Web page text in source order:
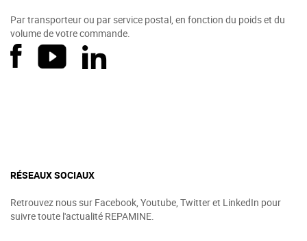
Par transporteur ou par service postal, en fonction du poids et du
volume de votre commande.
RÉSEAUX SOCIAUX
Retrouvez nous sur Facebook, Youtube, Twitter et LinkedIn pour
suivre toute l'actualité REPAMINE.